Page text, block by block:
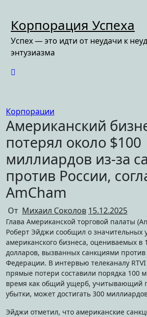
содержимому
Корпорация Успеха
Успех — это идти от неудачи к
энтузиазма
Корпорации
Американский
потерял около $100
миллиардов из-за
против России,
AmCham
От Михаил Соколов 15.12.2025
Глава Американской торговой палаты (AmCham) в России
Роберт Эйджи сообщил о значительных
американского бизнеса, оцениваемых в
долларов, вызванных санкциями против
Федерации. В интервью телеканалу
прямые потери составили порядка 100
время как общий ущерб, учитывающий
убытки, может достигать 300
Эйджи отметил, что американские